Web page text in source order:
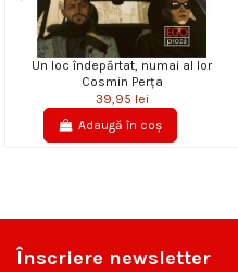
Un loc îndepărtat, numai al lor
Cosmin Perța
39,95 lei
Adaugă în coș
Înscriere newsletter